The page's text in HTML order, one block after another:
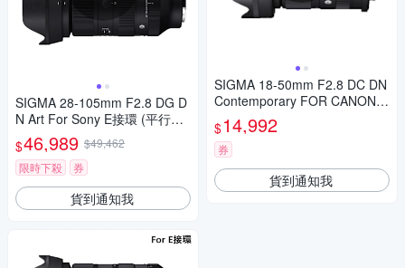
SIGMA 28-105mm F2.8 DG D
N Art For Sony E接環 (平行輸
入)
$46,989 $49,462
限時下殺
券
貨到通知我
SIGMA 18-50mm F2.8 DC DN
Contemporary FOR CANON
公司貨
$14,992
券
貨到通知我